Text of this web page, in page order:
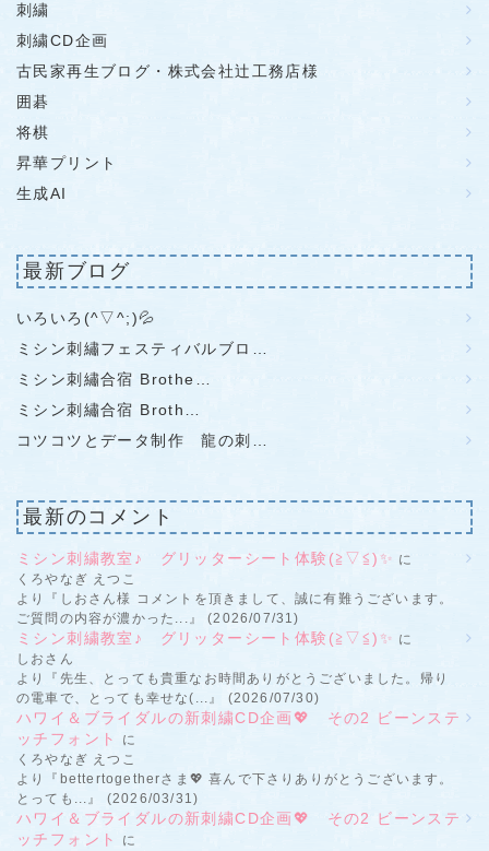
刺繍
刺繍CD企画
古民家再生ブログ・株式会社辻工務店様
囲碁
将棋
昇華プリント
生成AI
最新ブログ
いろいろ(^▽^;)💦
ミシン刺繡フェスティバルブロ…
ミシン刺繡合宿 Brothe…
ミシン刺繡合宿 Broth…
コツコツとデータ制作 龍の刺…
最新のコメント
ミシン刺繍教室♪ グリッターシート体験(≧▽≦)✨ に
くろやなぎ えつこ
より『しおさん様 コメントを頂きまして、誠に有難うございます。
ご質問の内容が濃かった...』 (2026/07/31)
ミシン刺繍教室♪ グリッターシート体験(≧▽≦)✨ に
しおさん
より『先生、とっても貴重なお時間ありがとうございました。帰り
の電車で、とっても幸せな(...』 (2026/07/30)
ハワイ＆ブライダルの新刺繍CD企画💖 その2 ビーンステ
ッチフォント
に
くろやなぎ えつこ
より『bettertogetherさま💖 喜んで下さりありがとうございます。
とっても...』 (2026/03/31)
ハワイ＆ブライダルの新刺繍CD企画💖 その2 ビーンステ
ッチフォント
に